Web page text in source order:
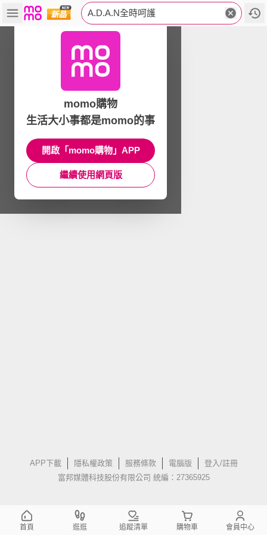
A.D.A.N全時呵護
APP下載 隱私權政策 服務條款 電腦版
登入/註冊
富邦媒體科技股份有限公司 統編：27365925
momo購物
生活大小事都是momo的事
開啟「momo購物」APP
繼續使用網頁版
首頁 逛逛 追蹤清單 購物車 會員中心